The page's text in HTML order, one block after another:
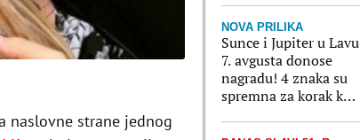
naslovne strane jednog
NOVA PRILIKA
Sunce i Jupiter u Lavu
7. avgusta donose
nagradu! 4 znaka su
spremna za korak koji